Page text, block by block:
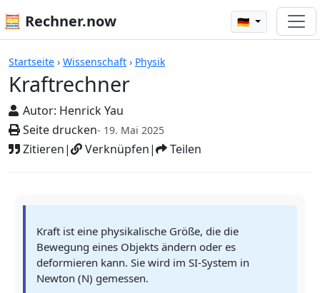
🧮 Rechner.now 🇩🇪
Startseite › Wissenschaft › Physik
Kraftrechner
Autor: Henrick Yau
Seite drucken- 19. Mai 2025
Zitieren| Verknüpfen| Teilen
Rechner
Kraft ist eine physikalische Größe, die die
Bewegung eines Objekts ändern oder es
deformieren kann. Sie wird im SI-System in
Newton (N) gemessen.